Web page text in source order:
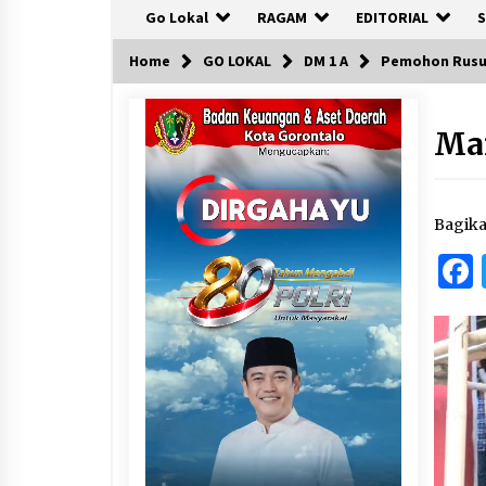
Go Lokal RAGAM EDITORIAL
Home GO LOKAL DM 1 A Pemohon